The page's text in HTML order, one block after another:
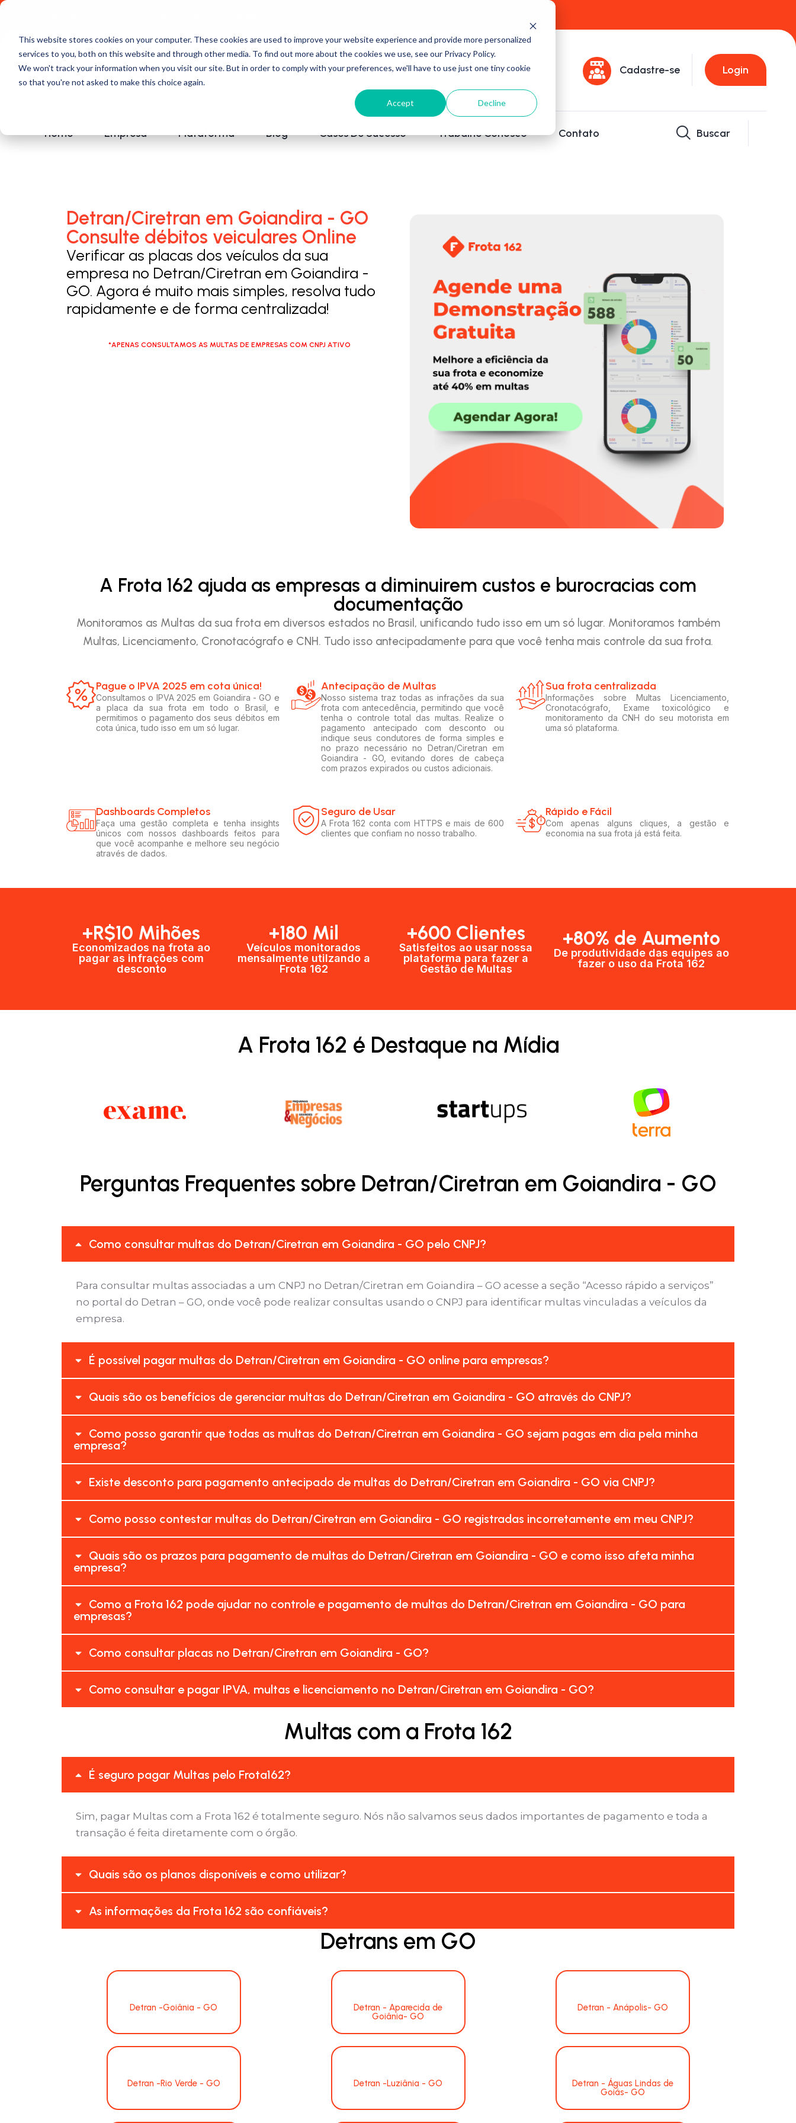
This website stores cookies on your computer. These cookies are used to improve your website experience and provide more personalized
services to you, both on this website and through other media. To find out more about the cookies we use, see our Privacy Policy.
We won't track your information when you visit our site. But in order to comply with your preferences, we'll have to use just one tiny cookie
so that you're not asked to make this choice again.
Accept Decline
Cadastre-se Login
Home Empresa Plataforma Blog Cases De Sucesso Trabalhe Conosco Contato Buscar
Detran/Ciretran em Goiandira - GO
Consulte débitos veiculares Online
Verificar as placas dos veículos da sua
empresa no Detran/Ciretran em Goiandira -
GO. Agora é muito mais simples, resolva tudo
rapidamente e de forma centralizada!
*APENAS CONSULTAMOS AS MULTAS DE EMPRESAS COM CNPJ ATIVO
A Frota 162 ajuda as empresas a diminuirem custos e burocracias com
documentação
Monitoramos as Multas da sua frota em diversos estados no Brasil, unificando tudo isso em um só lugar. Monitoramos também
Multas, Licenciamento, Cronotacógrafo e CNH. Tudo isso antecipadamente para que você tenha mais controle da sua frota.
Pague o IPVA 2025 em cota única!​
Consultamos o IPVA 2025 em Goiandira - GO e
a placa da sua frota em todo o Brasil, e
permitimos o pagamento dos seus débitos em
cota única, tudo isso em um só lugar.
Antecipação de Multas
Nosso sistema traz todas as infrações da sua
frota com antecedência, permitindo que você
tenha o controle total das multas. Realize o
pagamento antecipado com desconto ou
indique seus condutores de forma simples e
no prazo necessário no Detran/Ciretran em
Goiandira - GO, evitando dores de cabeça
com prazos expirados ou custos adicionais.
Sua frota centralizada​
Informações sobre Multas Licenciamento,
Cronotacógrafo, Exame toxicológico e
monitoramento da CNH do seu motorista em
uma só plataforma.
Dashboards Completos​​
Faça uma gestão completa e tenha insights
únicos com nossos dashboards feitos para
que você acompanhe e melhore seu negócio
através de dados.
Seguro de Usar​
A Frota 162 conta com HTTPS e mais de 600
clientes que confiam no nosso trabalho.
Rápido e Fácil​
Com apenas alguns cliques, a gestão e
economia na sua frota já está feita.
+R$10 Mihões
Economizados na frota ao
pagar as infrações com
desconto
+180 Mil
Veículos monitorados
mensalmente utilzando a
Frota 162
+600 Clientes​
Satisfeitos ao usar nossa
plataforma para fazer a
Gestão de Multas​
+80% de Aumento
De produtividade das equipes ao
fazer o uso da Frota 162​
A Frota 162 é Destaque na Mídia
Perguntas Frequentes sobre Detran/Ciretran em Goiandira - GO
Como consultar multas do Detran/Ciretran em Goiandira - GO pelo CNPJ?
Para consultar multas associadas a um CNPJ no Detran/Ciretran em Goiandira – GO acesse a seção “Acesso rápido a serviços”
no portal do Detran – GO, onde você pode realizar consultas usando o CNPJ para identificar multas vinculadas a veículos da
empresa.
É possível pagar multas do Detran/Ciretran em Goiandira - GO online para empresas?
Quais são os benefícios de gerenciar multas do Detran/Ciretran em Goiandira - GO através do CNPJ?
Como posso garantir que todas as multas do Detran/Ciretran em Goiandira - GO sejam pagas em dia pela minha
empresa?
Existe desconto para pagamento antecipado de multas do Detran/Ciretran em Goiandira - GO via CNPJ?
Como posso contestar multas do Detran/Ciretran em Goiandira - GO registradas incorretamente em meu CNPJ?
Quais são os prazos para pagamento de multas do Detran/Ciretran em Goiandira - GO e como isso afeta minha
empresa?
Como a Frota 162 pode ajudar no controle e pagamento de multas do Detran/Ciretran em Goiandira - GO para
empresas?
Como consultar placas no Detran/Ciretran em Goiandira - GO?
Como consultar e pagar IPVA, multas e licenciamento no Detran/Ciretran em Goiandira - GO?
Multas com a Frota 162
É seguro pagar Multas pelo Frota162?
Sim, pagar Multas com a Frota 162 é totalmente seguro. Nós não salvamos seus dados importantes de pagamento e toda a
transação é feita diretamente com o órgão.
Quais são os planos disponíveis e como utilizar?
As informações da Frota 162 são confiáveis?
Detrans em GO
Detran -Goiânia - GO
Detran - Aparecida de
Goiânia- GO
Detran - Anápolis- GO
Detran -Rio Verde - GO Detran -Luziânia - GO
Detran - Águas Lindas de
Goiás- GO